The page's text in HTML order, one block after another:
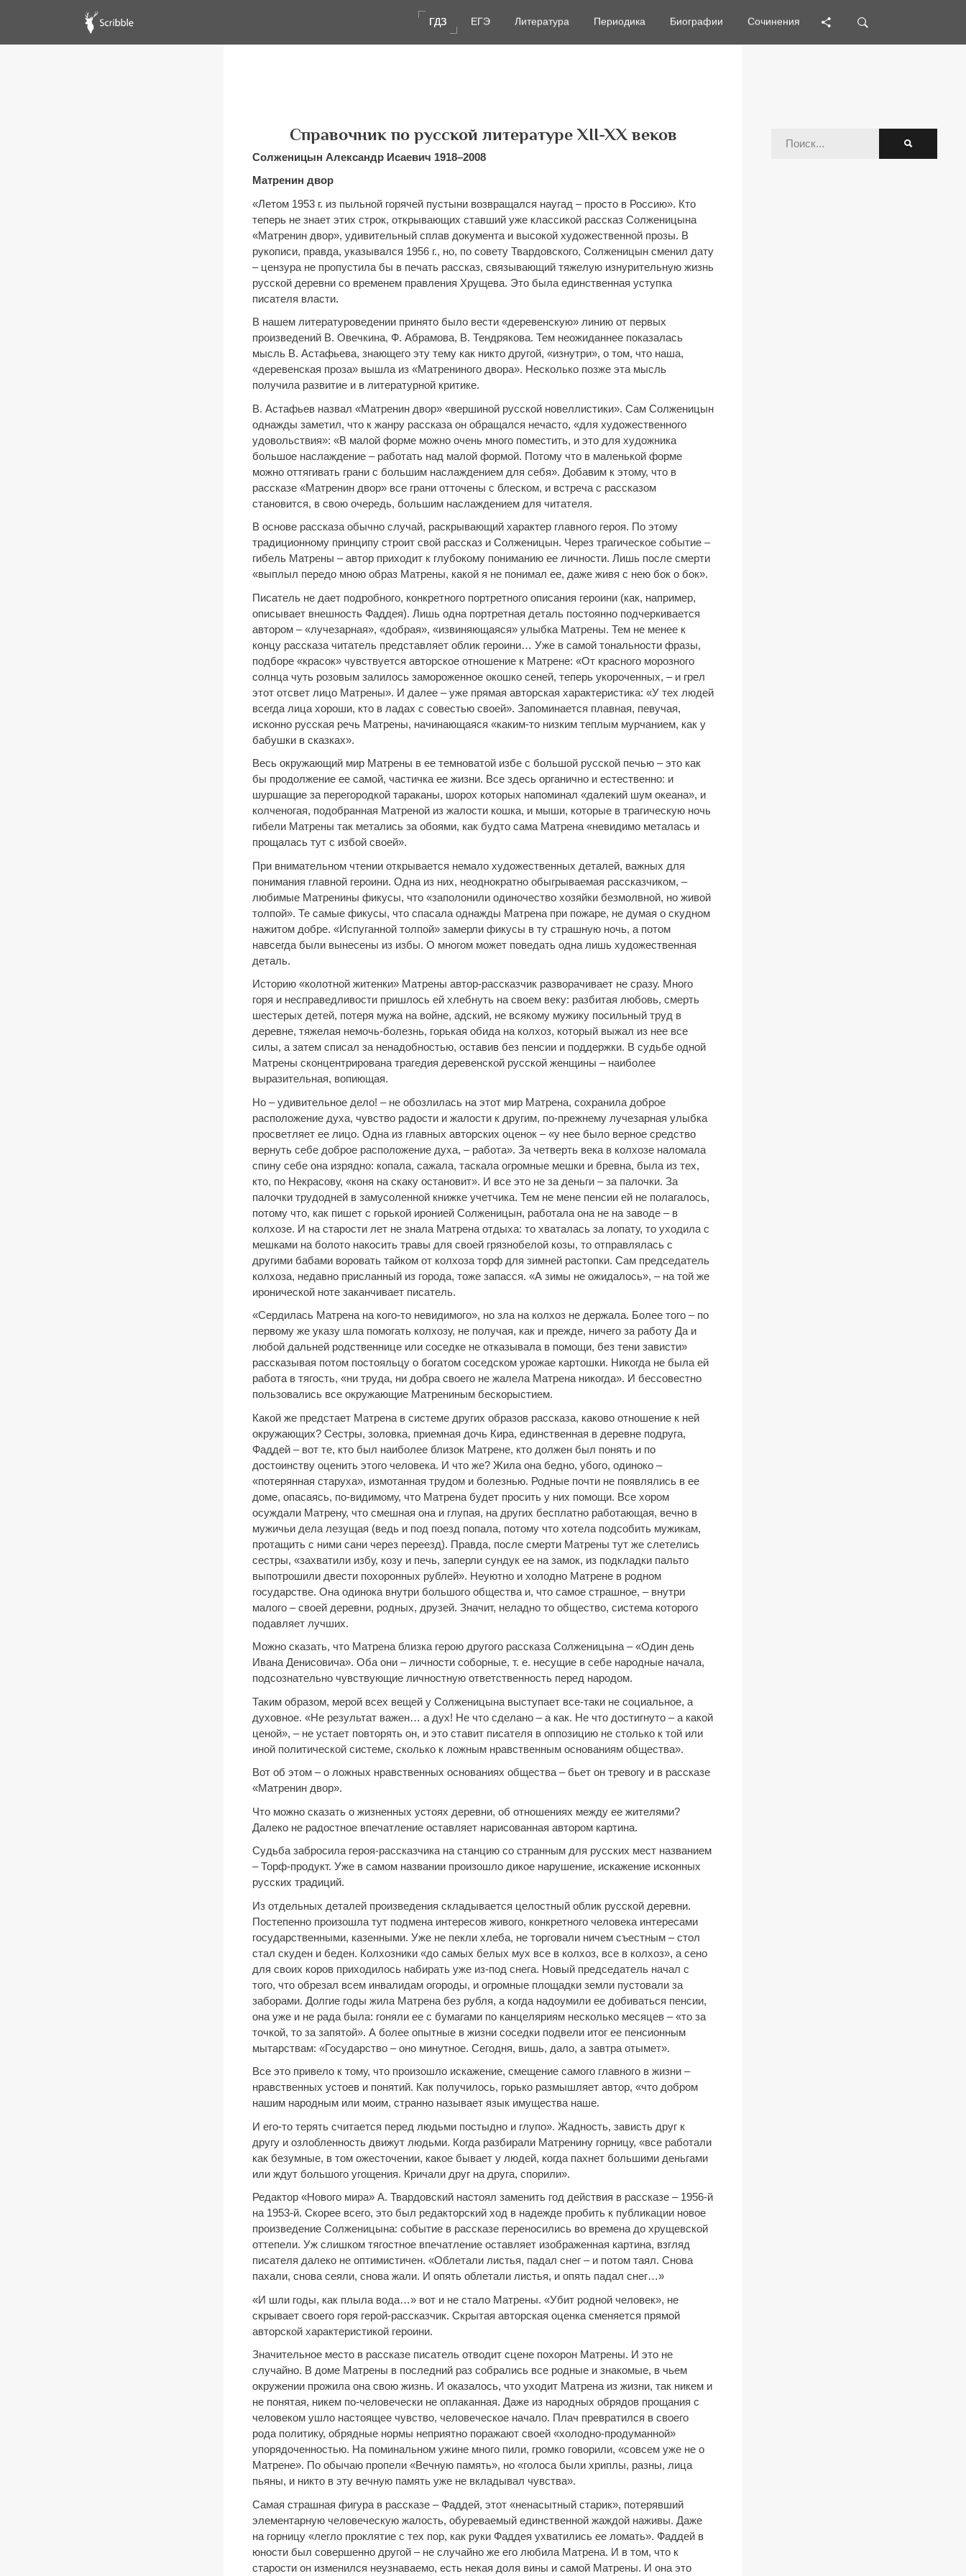
ГДЗ
ГДЗ ЕГЭ
ЕГЭ Литература
Литература Периодика
Периодика Биографии
Биографии Сочинения
Сочинения
Справочник по русской литературе XII-XX веков
Солженицын Александр Исаевич 1918–2008
Матренин двор
«Летом 1953 г. из пыльной горячей пустыни возвращался наугад – просто в Россию». Кто
теперь не знает этих строк, открывающих ставший уже классикой рассказ Солженицына
«Матренин двор», удивительный сплав документа и высокой художественной прозы. В
рукописи, правда, указывался 1956 г., но, по совету Твардовского, Солженицын сменил дату
– цензура не пропустила бы в печать рассказ, связывающий тяжелую изнурительную жизнь
русской деревни со временем правления Хрущева. Это была единственная уступка
писателя власти.
В нашем литературоведении принято было вести «деревенскую» линию от первых
произведений В. Овечкина, Ф. Абрамова, В. Тендрякова. Тем неожиданнее показалась
мысль В. Астафьева, знающего эту тему как никто другой, «изнутри», о том, что наша,
«деревенская проза» вышла из «Матрениного двора». Несколько позже эта мысль
получила развитие и в литературной критике.
В. Астафьев назвал «Матренин двор» «вершиной русской новеллистики». Сам Солженицын
однажды заметил, что к жанру рассказа он обращался нечасто, «для художественного
удовольствия»: «В малой форме можно очень много поместить, и это для художника
большое наслаждение – работать над малой формой. Потому что в маленькой форме
можно оттягивать грани с большим наслаждением для себя». Добавим к этому, что в
рассказе «Матренин двор» все грани отточены с блеском, и встреча с рассказом
становится, в свою очередь, большим наслаждением для читателя.
В основе рассказа обычно случай, раскрывающий характер главного героя. По этому
традиционному принципу строит свой рассказ и Солженицын. Через трагическое событие –
гибель Матрены – автор приходит к глубокому пониманию ее личности. Лишь после смерти
«выплыл передо мною образ Матрены, какой я не понимал ее, даже живя с нею бок о бок».
Писатель не дает подробного, конкретного портретного описания героини (как, например,
описывает внешность Фаддея). Лишь одна портретная деталь постоянно подчеркивается
автором – «лучезарная», «добрая», «извиняющаяся» улыбка Матрены. Тем не менее к
концу рассказа читатель представляет облик героини… Уже в самой тональности фразы,
подборе «красок» чувствуется авторское отношение к Матрене: «От красного морозного
солнца чуть розовым залилось замороженное окошко сеней, теперь укороченных, – и грел
этот отсвет лицо Матрены». И далее – уже прямая авторская характеристика: «У тех людей
всегда лица хороши, кто в ладах с совестью своей». Запоминается плавная, певучая,
исконно русская речь Матрены, начинающаяся «каким-то низким теплым мурчанием, как у
бабушки в сказках».
Весь окружающий мир Матрены в ее темноватой избе с большой русской печью – это как
бы продолжение ее самой, частичка ее жизни. Все здесь органично и естественно: и
шуршащие за перегородкой тараканы, шорох которых напоминал «далекий шум океана», и
колченогая, подобранная Матреной из жалости кошка, и мыши, которые в трагическую ночь
гибели Матрены так метались за обоями, как будто сама Матрена «невидимо металась и
прощалась тут с избой своей».
При внимательном чтении открывается немало художественных деталей, важных для
понимания главной героини. Одна из них, неоднократно обыгрываемая рассказчиком, –
любимые Матренины фикусы, что «заполонили одиночество хозяйки безмолвной, но живой
толпой». Те самые фикусы, что спасала однажды Матрена при пожаре, не думая о скудном
нажитом добре. «Испуганной толпой» замерли фикусы в ту страшную ночь, а потом
навсегда были вынесены из избы. О многом может поведать одна лишь художественная
деталь.
Историю «колотной житенки» Матрены автор-рассказчик разворачивает не сразу. Много
горя и несправедливости пришлось ей хлебнуть на своем веку: разбитая любовь, смерть
шестерых детей, потеря мужа на войне, адский, не всякому мужику посильный труд в
деревне, тяжелая немочь-болезнь, горькая обида на колхоз, который выжал из нее все
силы, а затем списал за ненадобностью, оставив без пенсии и поддержки. В судьбе одной
Матрены сконцентрирована трагедия деревенской русской женщины – наиболее
выразительная, вопиющая.
Но – удивительное дело! – не обозлилась на этот мир Матрена, сохранила доброе
расположение духа, чувство радости и жалости к другим, по-прежнему лучезарная улыбка
просветляет ее лицо. Одна из главных авторских оценок – «у нее было верное средство
вернуть себе доброе расположение духа, – работа». За четверть века в колхозе наломала
спину себе она изрядно: копала, сажала, таскала огромные мешки и бревна, была из тех,
кто, по Некрасову, «коня на скаку остановит». И все это не за деньги – за палочки. За
палочки трудодней в замусоленной книжке учетчика. Тем не мене пенсии ей не полагалось,
потому что, как пишет с горькой иронией Солженицын, работала она не на заводе – в
колхозе. И на старости лет не знала Матрена отдыха: то хваталась за лопату, то уходила с
мешками на болото накосить травы для своей грязнобелой козы, то отправлялась с
другими бабами воровать тайком от колхоза торф для зимней растопки. Сам председатель
колхоза, недавно присланный из города, тоже запасся. «А зимы не ожидалось», – на той же
иронической ноте заканчивает писатель.
«Сердилась Матрена на кого-то невидимого», но зла на колхоз не держала. Более того – по
первому же указу шла помогать колхозу, не получая, как и прежде, ничего за работу Да и
любой дальней родственнице или соседке не отказывала в помощи, без тени зависти»
рассказывая потом постояльцу о богатом соседском урожае картошки. Никогда не была ей
работа в тягость, «ни труда, ни добра своего не жалела Матрена никогда». И бессовестно
пользовались все окружающие Матрениным бескорыстием.
Какой же предстает Матрена в системе других образов рассказа, каково отношение к ней
окружающих? Сестры, золовка, приемная дочь Кира, единственная в деревне подруга,
Фаддей – вот те, кто был наиболее близок Матрене, кто должен был понять и по
достоинству оценить этого человека. И что же? Жила она бедно, убого, одиноко –
«потерянная старуха», измотанная трудом и болезнью. Родные почти не появлялись в ее
доме, опасаясь, по-видимому, что Матрена будет просить у них помощи. Все хором
осуждали Матрену, что смешная она и глупая, на других бесплатно работающая, вечно в
мужичьи дела лезущая (ведь и под поезд попала, потому что хотела подсобить мужикам,
протащить с ними сани через переезд). Правда, после смерти Матрены тут же слетелись
сестры, «захватили избу, козу и печь, заперли сундук ее на замок, из подкладки пальто
выпотрошили двести похоронных рублей». Неуютно и холодно Матрене в родном
государстве. Она одинока внутри большого общества и, что самое страшное, – внутри
малого – своей деревни, родных, друзей. Значит, неладно то общество, система которого
подавляет лучших.
Можно сказать, что Матрена близка герою другого рассказа Солженицына – «Один день
Ивана Денисовича». Оба они – личности соборные, т. е. несущие в себе народные начала,
подсознательно чувствующие личностную ответственность перед народом.
Таким образом, мерой всех вещей у Солженицына выступает все-таки не социальное, а
духовное. «Не результат важен… а дух! Не что сделано – а как. Не что достигнуто – а какой
ценой», – не устает повторять он, и это ставит писателя в оппозицию не столько к той или
иной политической системе, сколько к ложным нравственным основаниям общества».
Вот об этом – о ложных нравственных основаниях общества – бьет он тревогу и в рассказе
«Матренин двор».
Что можно сказать о жизненных устоях деревни, об отношениях между ее жителями?
Далеко не радостное впечатление оставляет нарисованная автором картина.
Судьба забросила героя-рассказчика на станцию со странным для русских мест названием
– Торф-продукт. Уже в самом названии произошло дикое нарушение, искажение исконных
русских традиций.
Из отдельных деталей произведения складывается целостный облик русской деревни.
Постепенно произошла тут подмена интересов живого, конкретного человека интересами
государственными, казенными. Уже не пекли хлеба, не торговали ничем съестным – стол
стал скуден и беден. Колхозники «до самых белых мух все в колхоз, все в колхоз», а сено
для своих коров приходилось набирать уже из-под снега. Новый председатель начал с
того, что обрезал всем инвалидам огороды, и огромные площадки земли пустовали за
заборами. Долгие годы жила Матрена без рубля, а когда надоумили ее добиваться пенсии,
она уже и не рада была: гоняли ее с бумагами по канцеляриям несколько месяцев – «то за
точкой, то за запятой». А более опытные в жизни соседки подвели итог ее пенсионным
мытарствам: «Государство – оно минутное. Сегодня, вишь, дало, а завтра отымет».
Все это привело к тому, что произошло искажение, смещение самого главного в жизни –
нравственных устоев и понятий. Как получилось, горько размышляет автор, «что добром
нашим народным или моим, странно называет язык имущества наше.
И его-то терять считается перед людьми постыдно и глупо». Жадность, зависть друг к
другу и озлобленность движут людьми. Когда разбирали Матренину горницу, «все работали
как безумные, в том ожесточении, какое бывает у людей, когда пахнет большими деньгами
или ждут большого угощения. Кричали друг на друга, спорили».
Редактор «Нового мира» А. Твардовский настоял заменить год действия в рассказе – 1956-й
на 1953-й. Скорее всего, это был редакторский ход в надежде пробить к публикации новое
произведение Солженицына: событие в рассказе переносились во времена до хрущевской
оттепели. Уж слишком тягостное впечатление оставляет изображенная картина, взгляд
писателя далеко не оптимистичен. «Облетали листья, падал снег – и потом таял. Снова
пахали, снова сеяли, снова жали. И опять облетали листья, и опять падал снег…»
«И шли годы, как плыла вода…» вот и не стало Матрены. «Убит родной человек», не
скрывает своего горя герой-рассказчик. Скрытая авторская оценка сменяется прямой
авторской характеристикой героини.
Значительное место в рассказе писатель отводит сцене похорон Матрены. И это не
случайно. В доме Матрены в последний раз собрались все родные и знакомые, в чьем
окружении прожила она свою жизнь. И оказалось, что уходит Матрена из жизни, так никем и
не понятая, никем по-человечески не оплаканная. Даже из народных обрядов прощания с
человеком ушло настоящее чувство, человеческое начало. Плач превратился в своего
рода политику, обрядные нормы неприятно поражают своей «холодно-продуманной»
упорядоченностью. На поминальном ужине много пили, громко говорили, «совсем уже не о
Матрене». По обычаю пропели «Вечную память», но «голоса были хриплы, разны, лица
пьяны, и никто в эту вечную память уже не вкладывал чувства».
Самая страшная фигура в рассказе – Фаддей, этот «ненасытный старик», потерявший
элементарную человеческую жалость, обуреваемый единственной жаждой наживы. Даже
на горницу «легло проклятие с тех пор, как руки Фаддея ухватились ее ломать». Фаддей в
юности был совершенно другой – не случайно же его любила Матрена. И в том, что к
старости он изменился неузнаваемо, есть некая доля вины и самой Матрены. И она это